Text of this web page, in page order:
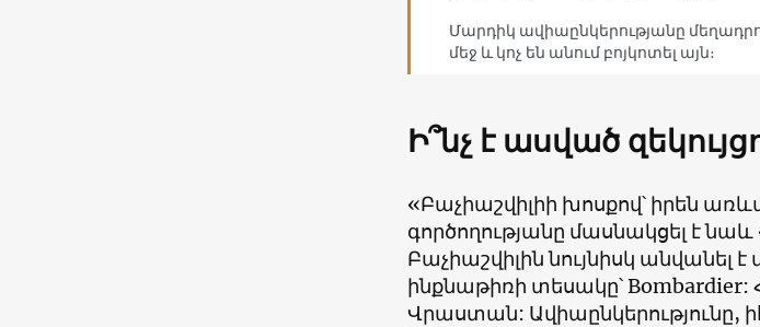
Մարդիկ ավիաընկերությանը
մեջ և կոչ են անում բոյկոտել այն։
Ի՞նչ է ասված
«Բաչիաշվիլիի խոսքով՝ իրեն
գործողությանը մասնակցել է նաև
Բաչիաշվիլին նույնիսկ անվանել
ինքնաթիռի տեսակը՝ Bombardier:
Վրաստան: Ավիաընկերությունը,